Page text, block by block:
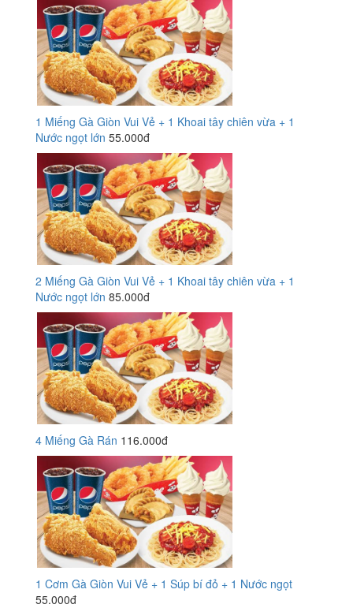
1 Miếng Gà Giòn Vui Vẻ + 1 Khoai tây chiên vừa + 1
Nước ngọt lớn 55.000đ
2 Miếng Gà Giòn Vui Vẻ + 1 Khoai tây chiên vừa + 1
Nước ngọt lớn 85.000đ
4 Miếng Gà Rán 116.000đ
1 Cơm Gà Giòn Vui Vẻ + 1 Súp bí đỏ + 1 Nước ngọt
55.000đ